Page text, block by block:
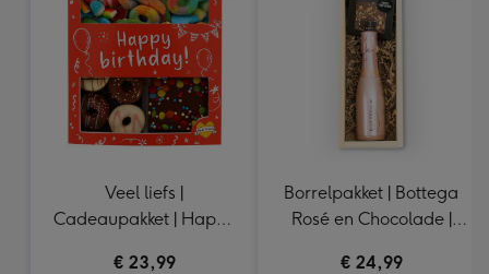
mm
Veel liefs |
Cadeaupakket | Happy
€ 23,99
Borrelpakket | Bottega
Rosé en Chocolade |
€ 24,99